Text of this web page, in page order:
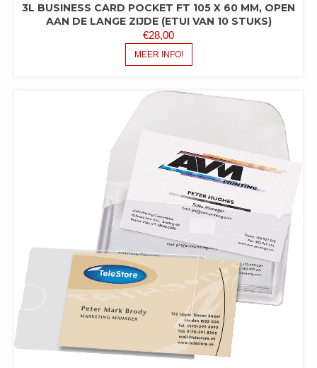
3L BUSINESS CARD POCKET FT 105 X 60 MM, OPEN
AAN DE LANGE ZIJDE (ETUI VAN 10 STUKS)
€28,00
MEER INFO!